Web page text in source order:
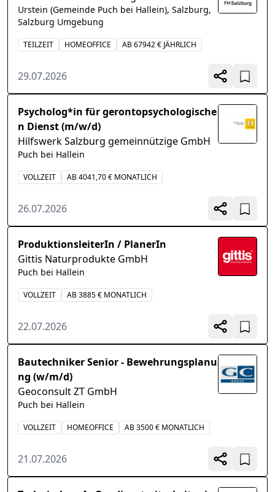
Urstein (Gemeinde Puch bei Hallein), Salzburg,
Salzburg Umgebung
TEILZEIT HOMEOFFICE AB 67942 € JÄHRLICH
29.07.2026
Psycholog*in für gerontopsychologische
n Dienst (m/w/d)
Hilfswerk Salzburg gemeinnützige GmbH
Puch bei Hallein
VOLLZEIT AB 4041,70 € MONATLICH
26.07.2026
ProduktionsleiterIn / PlanerIn
Gittis Naturprodukte GmbH
Puch bei Hallein
VOLLZEIT AB 3885 € MONATLICH
22.07.2026
Bautechniker Senior - Bewehrungsplanu
ng (w/m/d)
Geoconsult ZT GmbH
Puch bei Hallein
VOLLZEIT HOMEOFFICE AB 3500 € MONATLICH
21.07.2026